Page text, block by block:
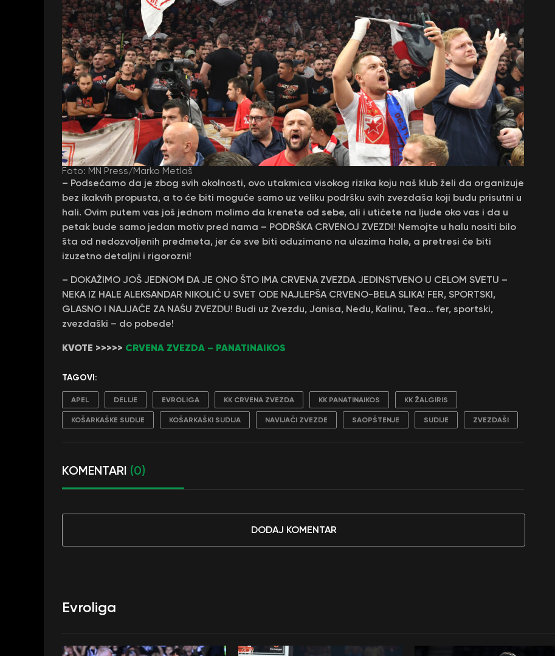
Foto: MN Press/Marko Metlaš
– Podsećamo da je zbog svih okolnosti, ovo utakmica visokog rizika koju naš klub želi da organizuje
bez ikakvih propusta, a to će biti moguće samo uz veliku podršku svih zvezdaša koji budu prisutni u
hali. Ovim putem vas još jednom molimo da krenete od sebe, ali i utičete na ljude oko vas i da u
petak bude samo jedan motiv pred nama – PODRŠKA CRVENOJ ZVEZDI! Nemojte u halu nositi bilo
šta od nedozvoljenih predmeta, jer će sve biti oduzimano na ulazima hale, a pretresi će biti
izuzetno detaljni i rigorozni!
– DOKAŽIMO JOŠ JEDNOM DA JE ONO ŠTO IMA CRVENA ZVEZDA JEDINSTVENO U CELOM SVETU –
NEKA IZ HALE ALEKSANDAR NIKOLIĆ U SVET ODE NAJLEPŠA CRVENO-BELA SLIKA! FER, SPORTSKI,
GLASNO I NAJJAČE ZA NAŠU ZVEZDU! Budi uz Zvezdu, Janisa, Nedu, Kalinu, Tea… fer, sportski,
zvezdaški – do pobede!
KVOTE >>>>> CRVENA ZVEZDA – PANATINAIKOS
TAGOVI:
APEL DELIJE EVROLIGA KK CRVENA ZVEZDA KK PANATINAIKOS KK ŽALGIRIS
KOŠARKAŠKE SUDIJE KOŠARKAŠKI SUDIJA NAVIJAČI ZVEZDE SAOPŠTENJE SUDIJE ZVEZDAŠI
KOMENTARI (0)
DODAJ KOMENTAR
Evroliga